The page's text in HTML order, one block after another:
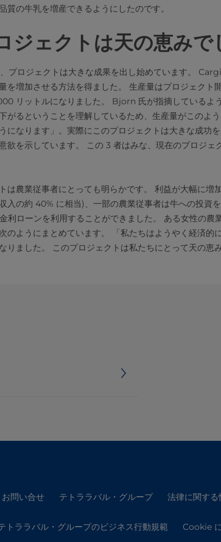
質の牛乳を増産できるようにしたのです。
ジェクトは天の恵みで
プロジェクトは大きな成果を出し始めています。
を増加させる方法を得ました。 生産量はプロジェクト
リットルになりました。 Bjorn 氏が指摘しているよ
がるということを理解しているため、生産量がこのよ
になります」。実際にこのプロジェクトは大きな成功
欲を示しています。 この 3 者はみな、現在のプロジェ
は農業従事者にとっても明らかです。 利益が大幅に増
入の約 40% に相当)、一部の農業従事者は牛への投資
利ローンを利用することができました。 ある女性の農
のようにまとめています。 「私たちはようやく経済的
りました。 このプロジェクトは私たちにとって天の恵み
お問い合せ テトララバル・グループ 法律に関す
トララバル・グループのビジネス行動規範 Cookie